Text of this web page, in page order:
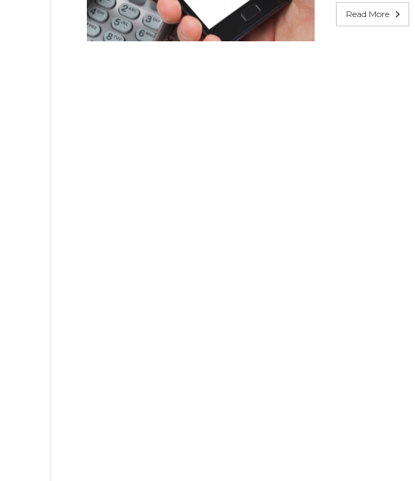
Read More